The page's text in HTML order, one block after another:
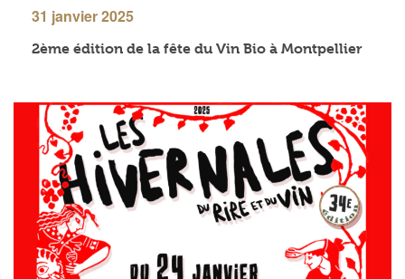
31 janvier 2025
2ème édition de la fête du Vin Bio à Montpellier